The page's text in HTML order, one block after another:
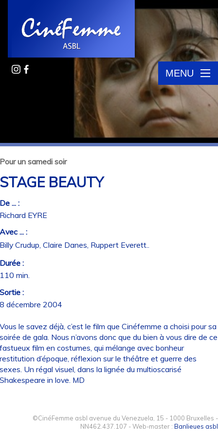
MENU
un samedi soir
BEAUTY
... :
EYRE
... :
Crudup, Claire Danes, Ruppert Everett..
:
min.
:
décembre 2004
le savez déjà, c’est le film que Cinéfemme a choisi pour sa
de gala. Nous n’avons donc que du bien à vous dire de ce
film en costumes, qui mélange avec bonheur
d’époque, réflexion sur le théâtre et guerre des
Un régal visuel, dans la lignée du multioscarisé
in love. MD
©CinéFemme asbl avenue du Venezuela, 15 - 1000 Bruxelles -
NN462.437.107 - Web-master : Banlieues asbl